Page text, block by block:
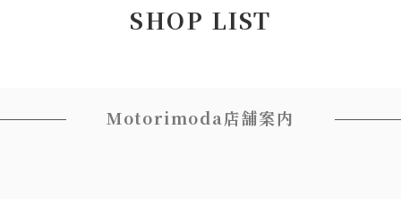
SHOP LIST
Motorimoda店舗案内